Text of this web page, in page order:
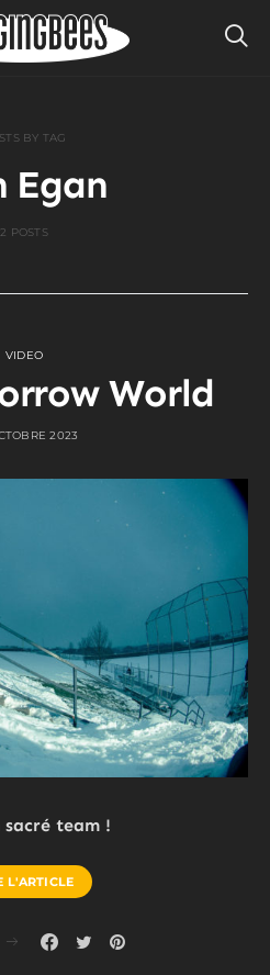
BY TAG
Egan
2 POSTS
VIDEO
World
2023
sacré team !
L'ARTICLE